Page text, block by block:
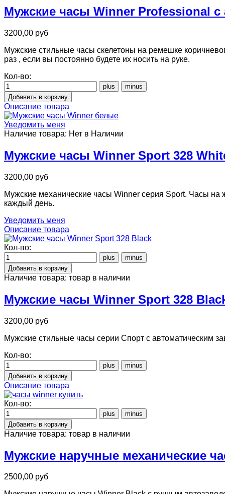
Мужские часы Winner Professional
3200,00 руб
Мужские стильные часы скелетоны на ремешке
раз , если вы постоянно будете их носить на руке.
Кол-во:
Описание товара
Уведомить меня
Наличие товара: Нет в Наличии
Мужские часы Winner Sport 328
3200,00 руб
Мужские механические часы Winner серия Sport. Часы на
каждый день.
Уведомить меня
Описание товара
Кол-во:
Наличие товара: товар в наличии
Мужские часы Winner Sport 328
3200,00 руб
Мужские стильные часы серии Спорт с автоматическим
Кол-во:
Описание товара
Кол-во:
Наличие товара: товар в наличии
Мужские наручные механические
2500,00 руб